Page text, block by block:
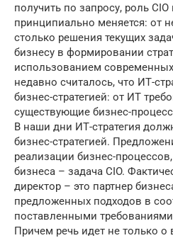
получить по запросу, роль
принципиально меняется: от
столько решения текущих
бизнесу в формировании
использованием
недавно считалось, что ИТ-
бизнес-стратегией: от ИТ
существующие бизнес-
В наши дни ИТ-стратегия
бизнес-стратегией.
реализации бизнес-
бизнеса – задача CIO.
директор – это партнер
предложенных подходов в
поставленными
Причем речь идет не только